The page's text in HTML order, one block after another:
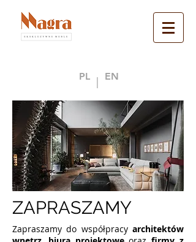
PL | EN
ZAPRASZAMY
Zapraszamy do współpracy architektów